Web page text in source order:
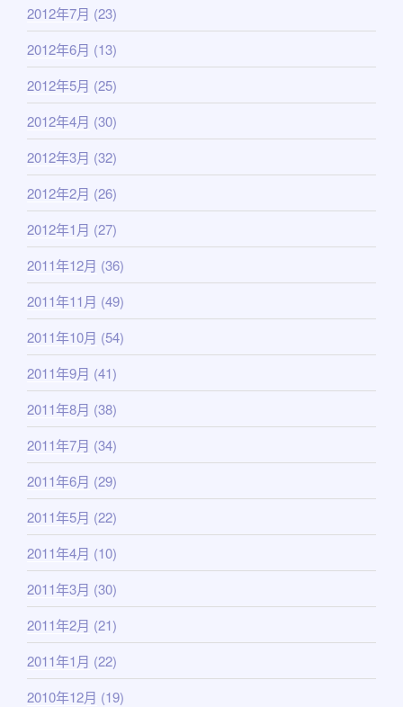
2012年7月 (23)
2012年6月 (13)
2012年5月 (25)
2012年4月 (30)
2012年3月 (32)
2012年2月 (26)
2012年1月 (27)
2011年12月 (36)
2011年11月 (49)
2011年10月 (54)
2011年9月 (41)
2011年8月 (38)
2011年7月 (34)
2011年6月 (29)
2011年5月 (22)
2011年4月 (10)
2011年3月 (30)
2011年2月 (21)
2011年1月 (22)
2010年12月 (19)